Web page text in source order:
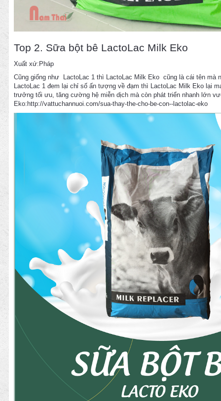
Top 2. Sữa bột bê LactoLac Milk Eko
Xuất xứ:Pháp
Cũng giống như LactoLac 1 thì LactoLac Milk Eko cũng là cái tên mà
LactoLac 1 đem lại chỉ số ấn tượng về đạm thì LactoLac Milk Eko lại
trưởng tối ưu, tăng cường hệ miễn dịch mà còn phát triển nhanh lớn
Eko:http://vattuchannuoi.com/sua-thay-the-cho-be-con--lactolac-eko